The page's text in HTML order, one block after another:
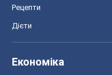
Рецепти
Дієти
Економіка